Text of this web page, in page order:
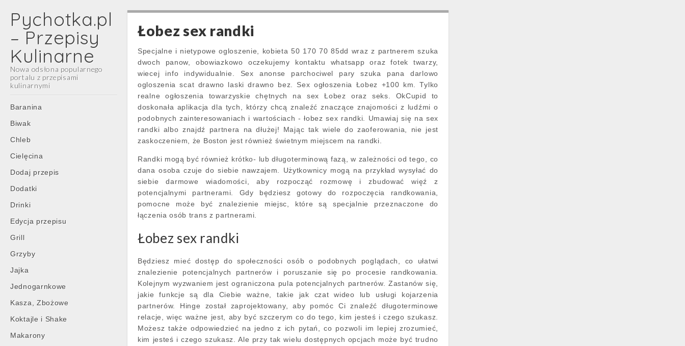
Pychotka.pl
– Przepisy
Kulinarne
Nowa odsłona popularnego
portalu z przepisami
kulinarnymi
Main
menu
Skip
content
Baranina
Biwak
Chleb
Cielęcina
Dodaj przepis
Dodatki
Drinki
Edycja przepisu
Grill
Grzyby
Jajka
Jednogarnkowe
Kasza, Zbożowe
Koktajle i Shake
Makarony
Łobez sex randki
Specjalne i nietypowe ogloszenie, kobieta 50 170 70 85dd wraz z partnerem szuka
dwoch panow, obowiazkowo oczekujemy kontaktu whatsapp oraz fotek twarzy,
wiecej info indywidualnie. Sex anonse parchociwel pary szuka pana darlowo
ogloszenia scat drawno laski drawno bez. Sex ogłoszenia Łobez +100 km. Tylko
realne ogłoszenia towarzyskie chętnych na sex Łobez oraz seks. OkCupid to
doskonała aplikacja dla tych, którzy chcą znaleźć znaczące znajomości z ludźmi o
podobnych zainteresowaniach i wartościach - łobez sex randki. Umawiaj się na sex
randki albo znajdź partnera na dłużej! Mając tak wiele do zaoferowania, nie jest
zaskoczeniem, że Boston jest również świetnym miejscem na randki.
Randki mogą być również krótko- lub długoterminową fazą, w zależności od tego, co
dana osoba czuje do siebie nawzajem. Użytkownicy mogą na przykład wysyłać do
siebie darmowe wiadomości, aby rozpocząć rozmowę i zbudować więź z
potencjalnymi partnerami. Gdy będziesz gotowy do rozpoczęcia randkowania,
pomocne może być znalezienie miejsc, które są specjalnie przeznaczone do
łączenia osób trans z partnerami.
Łobez sex randki
Będziesz mieć dostęp do społeczności osób o podobnych poglądach, co ułatwi
znalezienie potencjalnych partnerów i poruszanie się po procesie randkowania.
Kolejnym wyzwaniem jest ograniczona pula potencjalnych partnerów. Zastanów się,
jakie funkcje są dla Ciebie ważne, takie jak czat wideo lub usługi kojarzenia
partnerów. Hinge został zaprojektowany, aby pomóc Ci znaleźć długoterminowe
relacje, więc ważne jest, aby być szczerym co do tego, kim jesteś i czego szukasz.
Możesz także odpowiedzieć na jedno z ich pytań, co pozwoli im lepiej zrozumieć,
kim jesteś i czego szukasz. Ale przy tak wielu dostępnych opcjach może być trudno